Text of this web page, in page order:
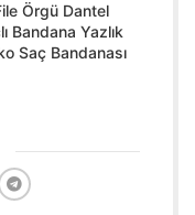
Örgü Dantel
Bandana Yazlık
Saç Bandanası